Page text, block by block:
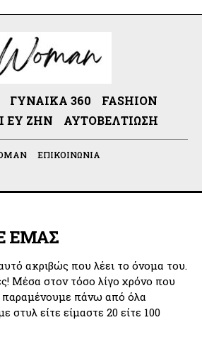
ΓΥΝΑΊΚΑ 360
FASHION
ΕΥ ΖΗΝ ΑΥΤΟΒΕΛΤΊΩΣΗ
ΕΠΙΚΟΙΝΩΝΊΑ
ΕΜΑΣ
ακριβώς που λέει το όνομα του.
Μέσα στον τόσο λίγο χρόνο που
παραμένουμε πάνω από όλα
στυλ είτε είμαστε 20 είτε 100